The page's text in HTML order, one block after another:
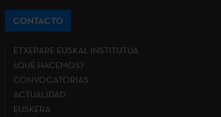
CONTACTO
ETXEPARE EUSKAL INSTITUTUA
¿QUÉ HACEMOS?
CONVOCATORIAS
ACTUALIDAD
EUSKERA